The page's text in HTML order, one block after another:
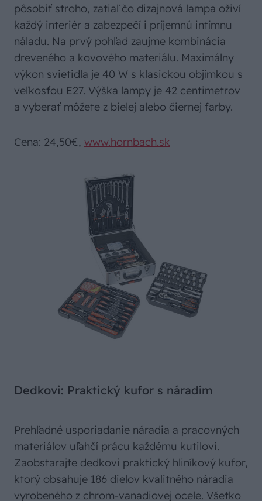
pôsobiť stroho, zatiaľ čo dizajnová lampa oživí
každý interiér a zabezpečí i príjemnú intímnu
náladu. Na prvý pohľad zaujme kombinácia
dreveného a kovového materiálu. Maximálny
výkon svietidla je 40 W s klasickou objímkou s
veľkosťou E27. Výška lampy je 42 centimetrov
a vyberať môžete z bielej alebo čiernej farby.
Cena: 24,50€, www.hornbach.sk
Dedkovi: Praktický kufor s náradím
Prehľadné usporiadanie náradia a pracovných
materiálov uľahčí prácu každému kutilovi.
Zaobstarajte dedkovi praktický hliníkový kufor,
ktorý obsahuje 186 dielov kvalitného náradia
vyrobeného z chrom-vanadiovej ocele. Všetko